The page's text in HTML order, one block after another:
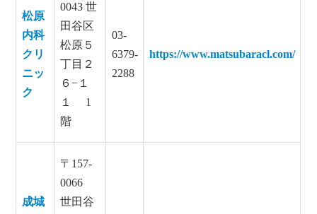
松原
内科
クリ
ニッ
ク
0043 世
田谷区
松原５
丁目２
６−１
１ 1
階
03-
6379-
2288
https://www.matsubaracl.com/
成城
〒157-
0066
世田谷